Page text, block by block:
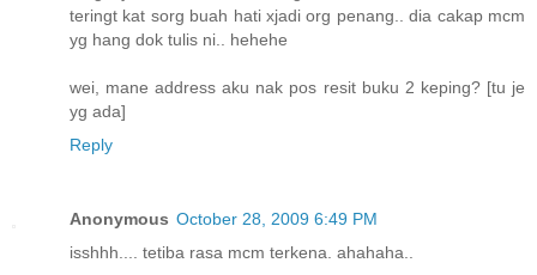
teringt kat sorg buah hati xjadi org penang.. dia cakap mcm
yg hang dok tulis ni.. hehehe
wei, mane address aku nak pos resit buku 2 keping? [tu je
yg ada]
Reply
Anonymous October 28, 2009 6:49 PM
isshhh.... tetiba rasa mcm terkena. ahahaha..